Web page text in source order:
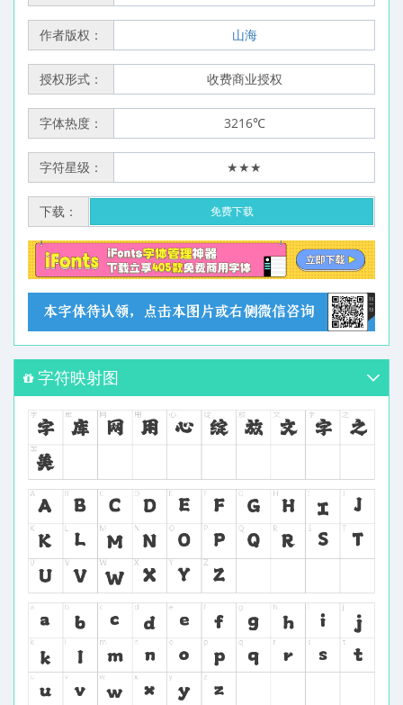
作者版权： 山海
授权形式： 收费商业授权
字体热度： 3216℃
字符星级： ★★★
下载： 免费下载
字符映射图